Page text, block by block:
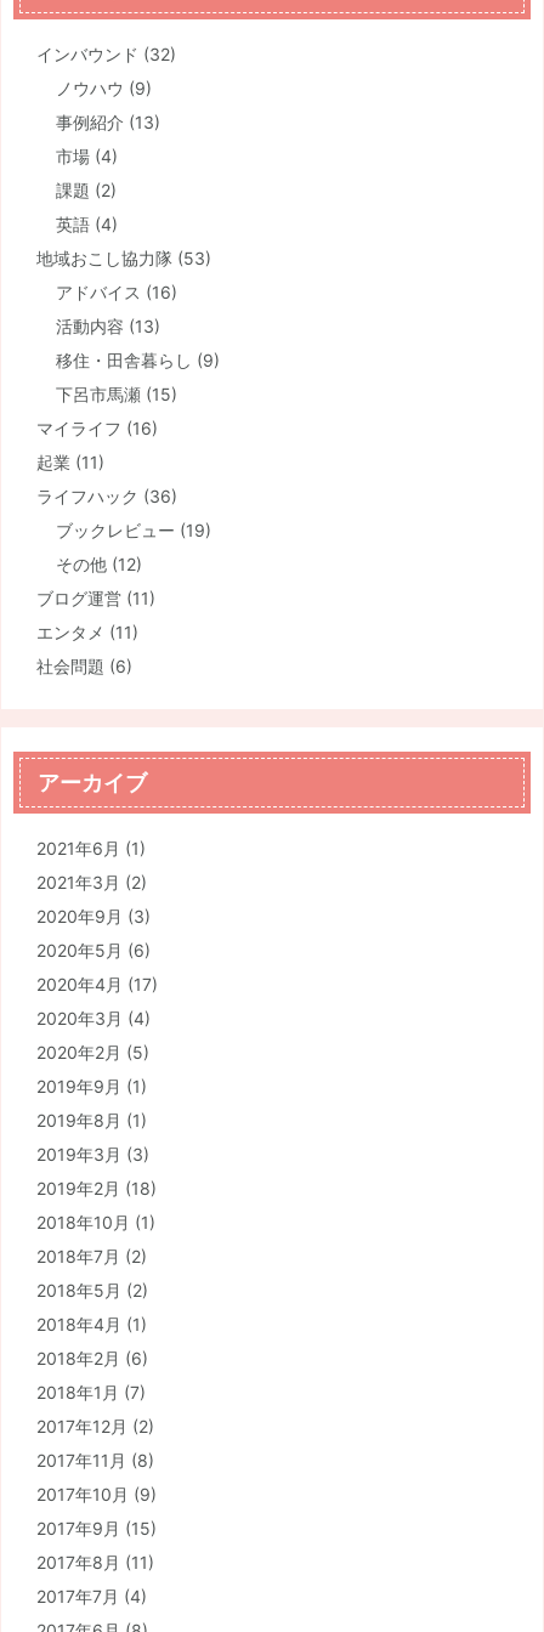
インバウンド (32)
ノウハウ (9)
事例紹介 (13)
市場 (4)
課題 (2)
英語 (4)
地域おこし協力隊 (53)
アドバイス (16)
活動内容 (13)
移住・田舎暮らし (9)
下呂市馬瀬 (15)
マイライフ (16)
起業 (11)
ライフハック (36)
ブックレビュー (19)
その他 (12)
ブログ運営 (11)
エンタメ (11)
社会問題 (6)
アーカイブ
2021年6月 (1)
2021年3月 (2)
2020年9月 (3)
2020年5月 (6)
2020年4月 (17)
2020年3月 (4)
2020年2月 (5)
2019年9月 (1)
2019年8月 (1)
2019年3月 (3)
2019年2月 (18)
2018年10月 (1)
2018年7月 (2)
2018年5月 (2)
2018年4月 (1)
2018年2月 (6)
2018年1月 (7)
2017年12月 (2)
2017年11月 (8)
2017年10月 (9)
2017年9月 (15)
2017年8月 (11)
2017年7月 (4)